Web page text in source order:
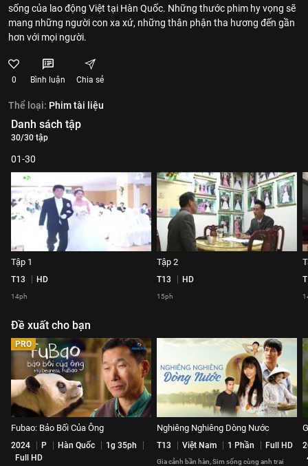
sống của lao động Việt tại Hàn Quốc. Những thước phim hy vọng sẽ
mang những người con xa xứ, những thân phận tha hương đến gần
hơn với mọi người.
0 Bình luận Chia sẻ
Thể loại: Phim tài liệu
Danh sách tập
30/30 tập
01-30
Tập 1
T13 HD
14ph
Tập 2
T13 HD
15ph
Đề xuất cho bạn
PRO
Fubao: Bảo Bối Của Ông
2024 P Hàn Quốc
1g 35ph
Full HD
Nghiêng Nghiêng Dòng Nước
T13 Việt Nam 1 Phần Full HD
Gia cảnh bần hàn, Sim sống cùng anh trai